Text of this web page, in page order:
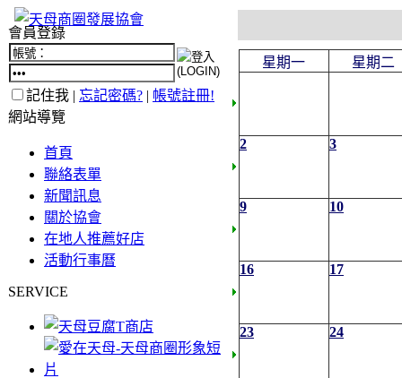
會員登錄
記住我 | 忘記密碼? | 帳號註冊!
網站導覽
首頁
聯絡表單
新聞訊息
關於協會
在地人推薦好店
活動行事曆
SERVICE
星期一 星期二
2 3
9 10
16 17
23 24